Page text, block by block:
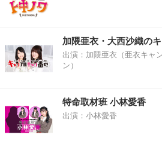
加隈亜衣・大西沙織の
出演：加隈亜衣（亜衣キャ
ン）
特命取材班 小林愛香
出演：小林愛香